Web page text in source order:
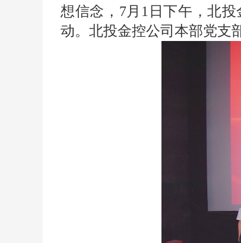
想信念，7月1日下午，北
动。北投金控公司本部党支